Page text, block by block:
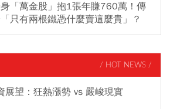
「萬金股」抱1張年賺760萬！傳
只有兩根鐵憑什麼賣這麼貴」？
/ HOT NEWS /
展望：狂熱漲勢 vs 嚴峻現實